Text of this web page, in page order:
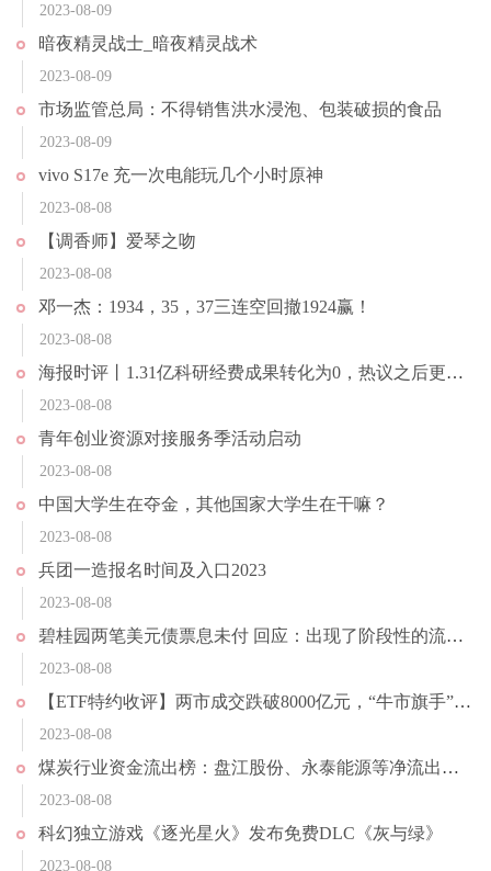
2023-08-09
暗夜精灵战士_暗夜精灵战术
2023-08-09
市场监管总局：不得销售洪水浸泡、包装破损的食品
2023-08-09
vivo S17e 充一次电能玩几个小时原神
2023-08-08
【调香师】爱琴之吻
2023-08-08
邓一杰：1934，35，37三连空回撤1924赢！
2023-08-08
海报时评丨1.31亿科研经费成果转化为0，热议之后更需反思
2023-08-08
青年创业资源对接服务季活动启动
2023-08-08
中国大学生在夺金，其他国家大学生在干嘛？
2023-08-08
兵团一造报名时间及入口2023
2023-08-08
碧桂园两笔美元债票息未付 回应：出现了阶段性的流动性压力
2023-08-08
【ETF特约收评】两市成交跌破8000亿元，“牛市旗手”盘中巨震，化工ETF（516020）逆市走强，行情风格转向？
2023-08-08
煤炭行业资金流出榜：盘江股份、永泰能源等净流出资金居前
2023-08-08
科幻独立游戏《逐光星火》发布免费DLC《灰与绿》
2023-08-08